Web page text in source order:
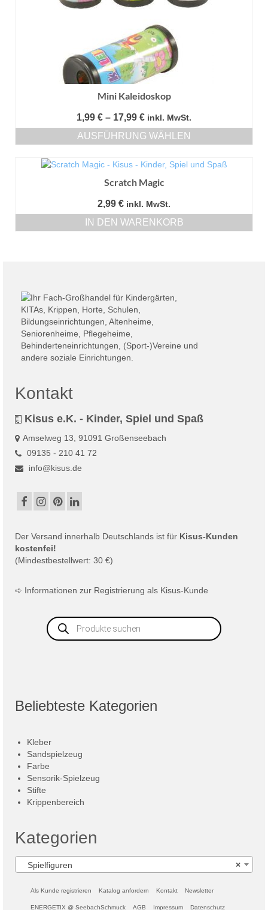
Mini Kaleidoskop
1,99 € – 17,99 €Preisspanne:
1,99 €
bis
inkl. MwSt.
AUSFÜHRUNG WÄHLEN
Produkt
mehrere
auf.
Die
Optionen
gewählt
Scratch Magic
2,99 € inkl. MwSt.
IN DEN WARENKORB
Kontakt
Kisus e.K. - Kinder, Spiel und Spaß
Amselweg 13, 91091 Großenseebach
09135 - 210 41 72
info@kisus.de
Der Versand innerhalb Deutschlands ist für Kisus-Kunden
kostenfei!
(Mindestbestellwert: 30 €)
➪ Informationen zur Registrierung als Kisus-Kunde
Products
search
Beliebteste Kategorien
Kleber
Sandspielzeug
Farbe
Sensorik-Spielzeug
Stifte
Krippenbereich
Kategorien
×
Spielfiguren
Als Kunde registrieren Katalog anfordern Kontakt Newsletter
ENERGETIX @ SeebachSchmuck AGB Impressum Datenschutz